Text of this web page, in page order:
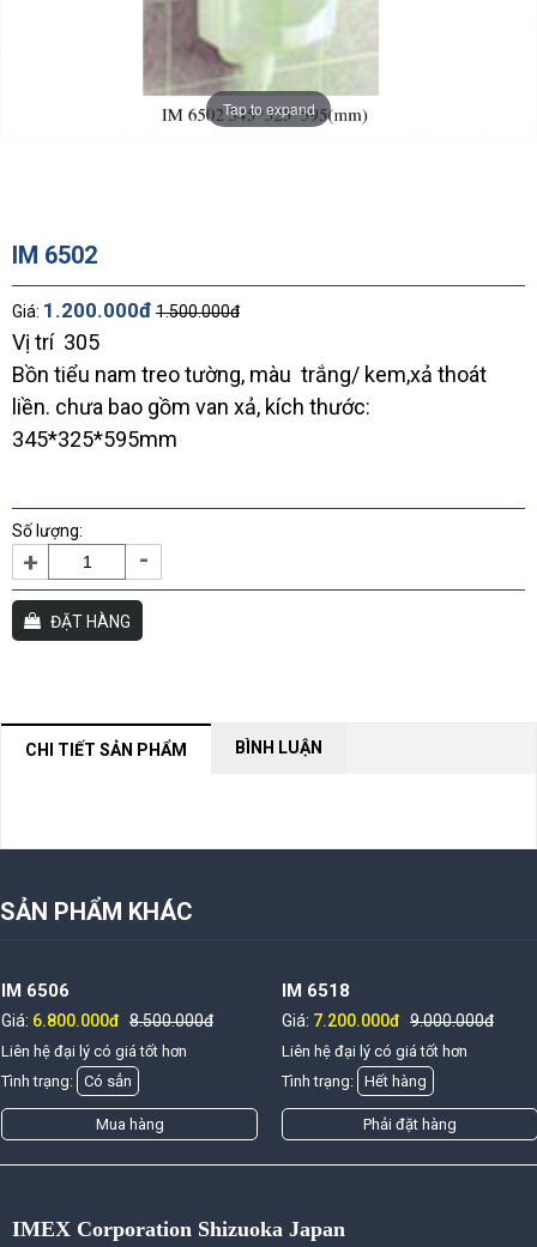
Tap to expand
IM 6502
Giá: 1.200.000đ 1.500.000đ
Vị trí 305
Bồn tiểu nam treo tường, màu trắng/ kem,xả thoát
liền. chưa bao gồm van xả, kích thước:
345*325*595mm
Số lượng:
+ -
ĐẶT HÀNG
CHI TIẾT SẢN PHẨM BÌNH LUẬN
SẢN PHẨM KHÁC
IM 6506
Giá: 6.800.000đ 8.500.000đ
Liên hệ đại lý có giá tốt hơn
Tình trạng: Có sẳn
Mua hàng
IM 6518
Giá: 7.200.000đ 9.000.000đ
Liên hệ đại lý có giá tốt hơn
Tình trạng: Hết hàng
Phải đặt hàng
IMEX Corporation Shizuoka Japan